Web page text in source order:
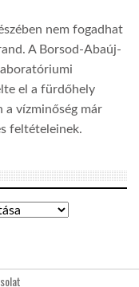
nem fogadhat
A Borsod-Abaúj-
el a fürdőhely
a vízminőség már
feltételeinek.